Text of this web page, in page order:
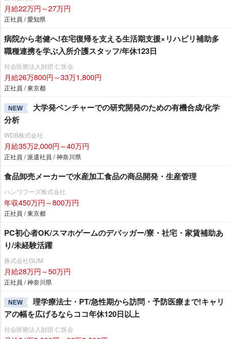
月給22万円～27万円
正社員 / 愛知県
病院から老健へ!在宅復帰を支える生活期支援×リハビリ補助多
職種連携を学ぶ入所介護スタッフ/年休123日
社会医療法人財団 仁医会
月給26万800円～33万1,800円
正社員 / 東京都
NEW
大学発ベンチャーでの研究開発のための有機合成/化学
分析
WDB株式会社
月給35万2,000円～40万円
正社員 / 派遣社員 / 神奈川県
食品卸売メーカーで水産加工食品の商品開発・生産管理
ハンワフーズ株式会社
年収450万円～800万円
正社員 / 東京都
PC初心者OK/スマホゲームのデバッガー/寮・社宅・家賃補助あ
り/未経験活躍
株式会社GUM
月給28万円～50万円
正社員 / 神奈川県
NEW
理学療法士・PT/急性期から訪問・予防医療まで!キャリ
アの幅を広げるならココ年休120日以上
社会医療法人財団 仁医会